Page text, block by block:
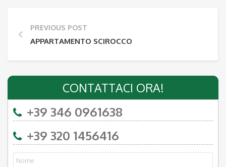
PREVIOUS POST
APPARTAMENTO SCIROCCO
CONTATTACI ORA!
+39 346 0961638
+39 320 1456416